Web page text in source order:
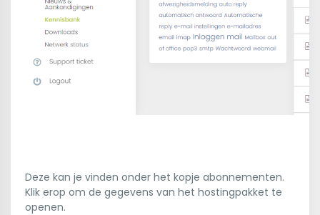
Deze kan je vinden onder het kopje abonnementen.
Klik erop om de gegevens van het hostingpakket te
openen.